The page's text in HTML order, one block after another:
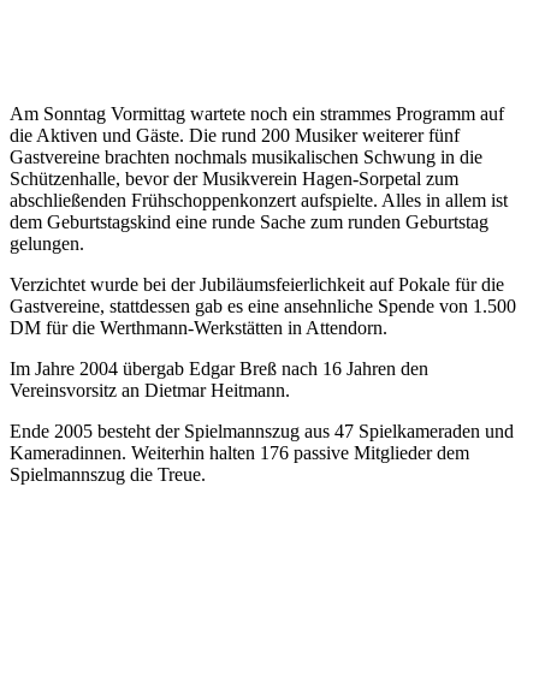
Am Sonntag Vormittag wartete noch ein strammes Programm auf
die Aktiven und Gäste. Die rund 200 Musiker weiterer fünf
Gastvereine brachten nochmals musikalischen Schwung in die
Schützenhalle, bevor der Musikverein Hagen-Sorpetal zum
abschließenden Frühschoppenkonzert aufspielte. Alles in allem ist
dem Geburtstagskind eine runde Sache zum runden Geburtstag
gelungen.
Verzichtet wurde bei der Jubiläumsfeierlichkeit auf Pokale für die
Gastvereine, stattdessen gab es eine ansehnliche Spende von 1.500
DM für die Werthmann-Werkstätten in Attendorn.
Im Jahre 2004 übergab Edgar Breß nach 16 Jahren den
Vereinsvorsitz an Dietmar Heitmann.
Ende 2005 besteht der Spielmannszug aus 47 Spielkameraden und
Kameradinnen. Weiterhin halten 176 passive Mitglieder dem
Spielmannszug die Treue.